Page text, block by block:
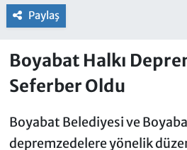
Paylaş
Boyabat Halkı
Seferber Oldu
Boyabat Belediyesi ve
depremzedelere yönelik